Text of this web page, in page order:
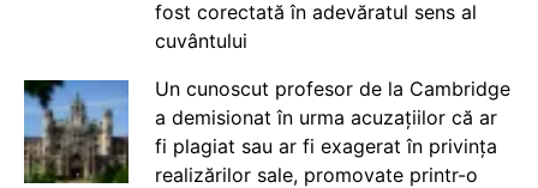
fost corectată în adevăratul sens al
cuvântului
Un cunoscut profesor de la Cambridge
a demisionat în urma acuzațiilor că ar
fi plagiat sau ar fi exagerat în privința
realizărilor sale, promovate printr-o